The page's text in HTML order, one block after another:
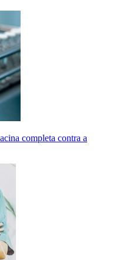
completa contra a